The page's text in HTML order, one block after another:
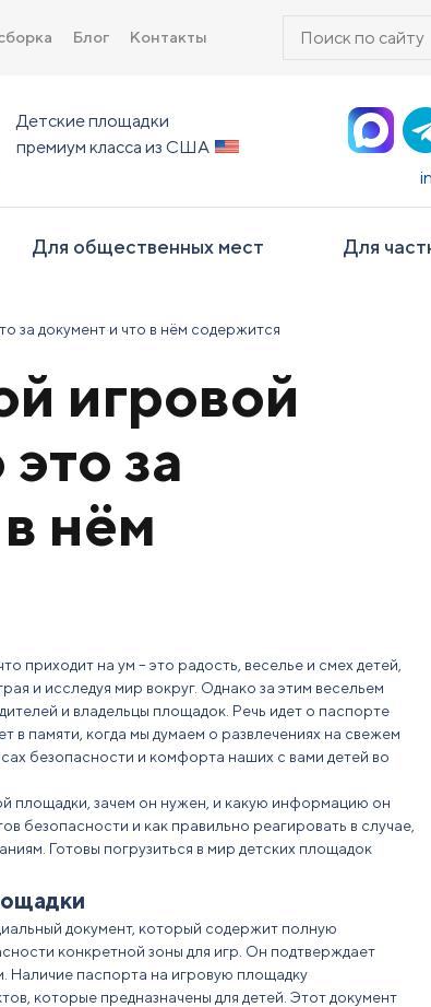
Блог Контакты
товаров
Детские площадки
премиум класса из США
Для общественных мест Для
за документ и что в нём содержится
игровой
за
нём
приходит на ум – это радость, веселье и смех детей,
и исследуя мир вокруг. Однако за этим весельем
и владельцы площадок. Речь идет о паспорте
в памяти, когда мы думаем о развлечениях на свежем
безопасности и комфорта наших с вами детей во
площадки , зачем он нужен, и какую информацию он
безопасности и как правильно реагировать в случае,
. Готовы погрузиться в мир детских площадок
документ, который содержит полную
конкретной зоны для игр. Он подтверждает
Наличие паспорта на игровую площадку
которые предназначены для детей. Этот документ